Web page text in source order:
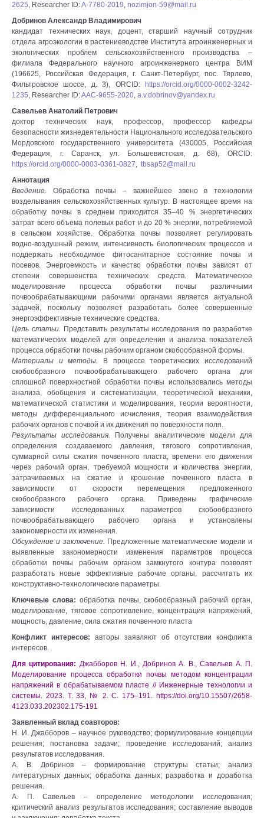
2625, Researcher ID:A-7780-2019, nozimjon-59@mail.ru
Добринов Александр Владимирович
кандидат технических наук, доцент, старший научный сотрудник
отдела агроэкологии в растениеводстве Института агроинженерных и
экологических проблем сельскохозяйственного производства –
филиала Федерального научного агроинженерного центра ВИМ
(196625, Российская Федерация, г. Санкт-Петербург, пос. Тярлево,
Фильтровское шоссе, д. 3), ORCID:
https://orcid.org/0000-0002-3242-
1235, Researcher ID:AAC-9655-2020, a.v.dobrinov@yandex.ru
Савельев Анатолий Петрович
доктор технических наук, профессор, профессор кафедры
безопасности жизнедеятельности Национального исследовательского
Мордовского государственного университета (430005, Российская
Федерация, г. Саранск, ул. Большевистская, д. 68), ORCID:
https://orcid.org/0000-0003-0361-0827, tbsap52@mail.ru
Аннотация
Введение. Обработка почвы ‒ важнейшее звено в технологии
возделывания сельскохозяйственных культур. В настоящее время на
обработку почвы в среднем приходится 35‒40 % энергетических
затрат всего объема полевых работ и до 20 % энергии, потребляемой
в сельском хозяйстве. Обработка почвы позволяет регулировать
водно-воздушный режим, интенсивность биологических процессов и
поддержать необходимое фитосанитарное состояние почвы и
посевов. Энергоемкость и качество обработки почвы зависят от
степени совершенства технических средств. Математическое
моделирование процесса обработки почвы различными
почвообрабатывающими рабочими органами является актуальной
задачей, поскольку позволяет разработать более совершенные
энергоэффективные технические средства.
Цель статьи. Представить результаты исследования по разработке
математических моделей для определения и анализа показателей
процесса обработки почвы рабочим органом скобообразной формы.
Материалы и методы. В процессе теоретических исследований
скобообразного почвообрабатывающего рабочего органа для
сплошной поверхностной обработки почвы использовались методы
анализа, обобщения и систематизации, теоретической механики,
математической статистики и моделирования, теории вероятности,
методы дифференциального исчисления, теория взаимодействия
рабочих органов с почвой и их движения по поверхности поля.
Результаты исследования. Получены аналитические модели для
определения создаваемого давления, тягового сопротивления,
суммарной силы сжатия почвенного пласта, времени его движения
через рабочий орган, требуемой мощности и количества энергии,
затрачиваемых на сжатие и крошение почвенного пласта в
зависимости от скорости перемещения предложенного
скобообразного рабочего органа. Приведены графические
зависимости исследованных параметров скобообразного
почвообрабатывающего рабочего органа и установлены
закономерности их изменения.
Обсуждение и заключение. Предложенные математические модели и
выявленные закономерности изменения параметров процесса
обработки почвы рабочим органом замкнутого контура позволят
разработать новые эффективные рабочие органы, рассчитать их
конструктивно-технологические параметры.
Ключевые слова: обработка почвы, скобообразный рабочий орган,
моделирование, тяговое сопротивление, концентрация напряжений,
мощность, давление, сила сжатия почвенного пласта
Конфликт интересов: авторы заявляют об отсутствии конфликта
интересов.
Для цитирования: Джабборов Н. И., Добринов А. В., Савельев А. П.
Моделирование процесса обработки почвы методом концентрации
напряжений в обрабатываемом пласте // Инженерные технологии и
системы. 2023. Т. 33, № 2. С. 175–191. https://doi.org/10.15507/2658-
4123.033.202302.175-191
Заявленный вклад соавторов:
Н. И. Джабборов – научное руководство; формулирование концепции
решения; постановка задачи; проведение исследований; анализ
результатов исследования.
А. В. Добринов – формирование структуры статьи; анализ
литературных данных; обработка данных; разработка и доработка
решения.
А. П. Савельев – определение методологии исследования;
критический анализ результатов исследования; составление выводов